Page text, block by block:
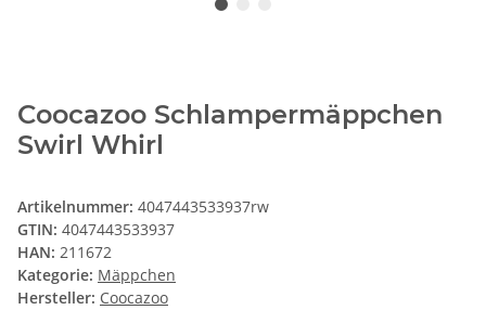
Coocazoo Schlampermäppchen
Swirl Whirl
Artikelnummer: 4047443533937rw
GTIN: 4047443533937
HAN: 211672
Kategorie: Mäppchen
Hersteller: Coocazoo